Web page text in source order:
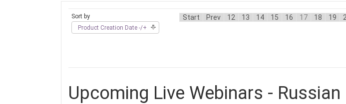
Sort by
Product Creation Date -/+
Start Prev 12 13 14 15 16 17 18 19
Upcoming Live Webinars -